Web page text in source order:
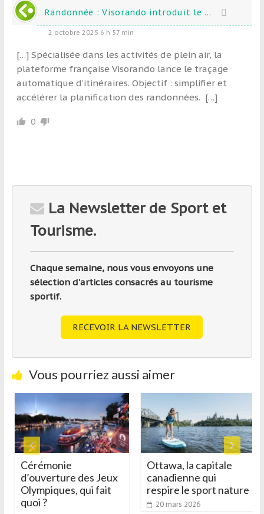
Randonnée : Visorando introduit le ...
2 octobre 2025 6 h 57 min
[…] Spécialisée dans les activités de plein air, la
plateforme française Visorando lance le traçage
automatique d’itinéraires. Objectif : simplifier et
accélérer la planification des randonnées. […]
0
La Newsletter de Sport et
Tourisme.
Chaque semaine, nous vous envoyons une
sélection d'articles consacrés au tourisme
sportif.
RECEVOIR LA NEWSLETTER
Vous pourriez aussi aimer
Cérémonie
d’ouverture des Jeux
Olympiques, qui fait
quoi ?
Ottawa, la capitale
canadienne qui
respire le sport nature
20 mars 2026